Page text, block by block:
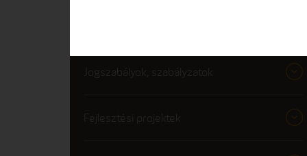
Jogszabályok, szabályzatok
Fejlesztési projektek